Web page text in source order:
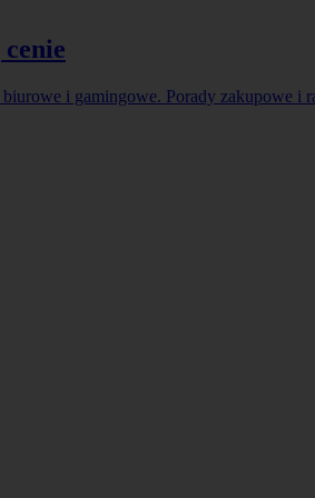
i gamingowe. Porady zakupowe i